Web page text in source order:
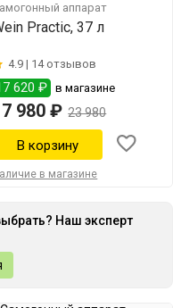
аппарат
Practic, 37 л
4.9 | 14 отзывов
620 ₽ в магазине
980 ₽ 23 980
в магазине
Наш эксперт